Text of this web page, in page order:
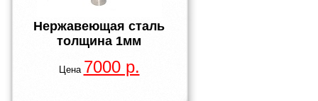
Нержавеющая сталь
толщина 1мм
Цена 7000 р.